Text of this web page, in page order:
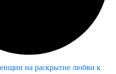
на раскрытие любви к